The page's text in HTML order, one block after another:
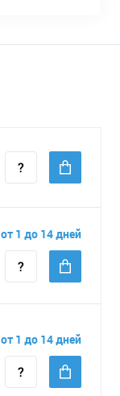
от 1 до 14 дней
от 1 до 14 дней